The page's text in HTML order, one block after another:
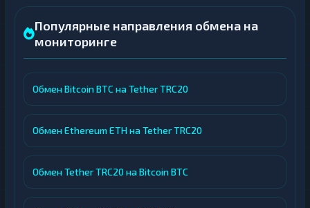
Популярные направления обмена на
мониторинге
Обмен Bitcoin BTC на Tether TRC20
Обмен Ethereum ETH на Tether TRC20
Обмен Tether TRC20 на Bitcoin BTC